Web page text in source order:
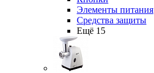
Элементы питания
Средства защиты
Ещё 15